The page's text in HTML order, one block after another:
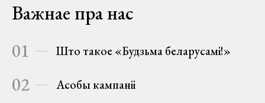
Важнае пра нас
01 Што такое «Будзьма беларусамі!»
02 Асобы кампаніі